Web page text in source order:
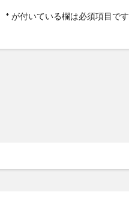
* が付いている欄は必須項目です